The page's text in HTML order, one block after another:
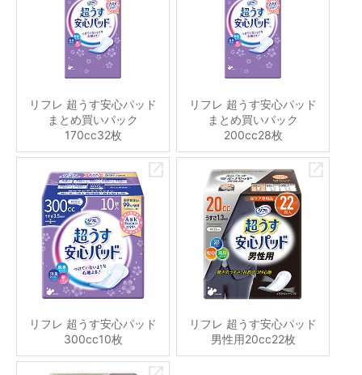
リフレ 超うす安心パッド
まとめ買いパック
170cc32枚
リフレ 超うす安心パッド
まとめ買いパック
200cc28枚
リフレ 超うす安心パッド
300cc10枚
リフレ 超うす安心パッド
男性用20cc22枚